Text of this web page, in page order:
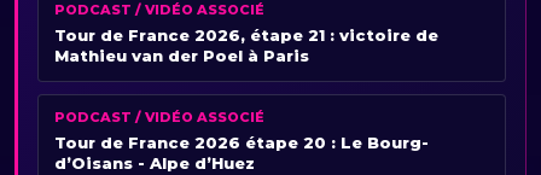
PODCAST / VIDÉO ASSOCIÉ
Tour de France 2026, étape 21 : victoire de
Mathieu van der Poel à Paris
PODCAST / VIDÉO ASSOCIÉ
Tour de France 2026 étape 20 : Le Bourg-
d’Oisans - Alpe d’Huez